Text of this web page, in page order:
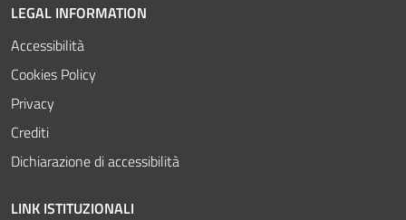
LEGAL INFORMATION
Accessibilità
Cookies Policy
Privacy
Crediti
Dichiarazione di accessibilità
LINK ISTITUZIONALI